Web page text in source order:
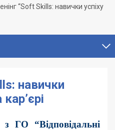
“Soft Skills: навички успіху
навички
ГО “Відповідальні